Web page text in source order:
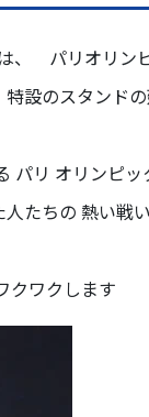
、 パリオリン
設のスタンド
パリ オリンピッ
たちの 熱い戦
クワクします